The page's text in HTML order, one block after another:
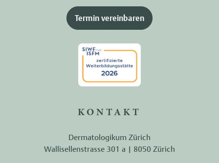
Termin vereinbaren
KONTAKT
Dermatologikum Zürich
Wallisellenstrasse 301 a | 8050 Zürich